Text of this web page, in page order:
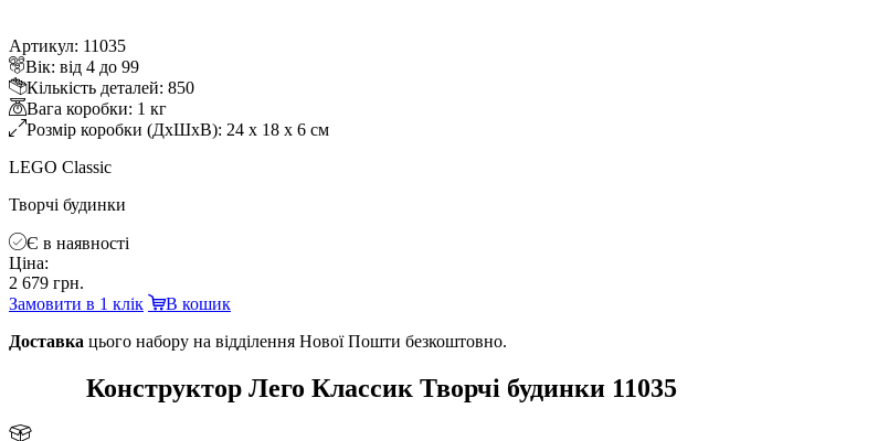
Артикул: 11035
ік: від 4 до 99
Кількість деталей: 850
ага коробки: 1 к
Розмір коробки (ДхШхВ): 24 x 18 x 6 см
LEGO Classic
Творчі будинки
Є в наявності
Ціна:
2 679 грн.
Замовити в 1 клік
кошик
Доставка цього набору на відділення Нової Пошти безкоштовно.
Конструктор Лего Классик Творчі будинки 11035